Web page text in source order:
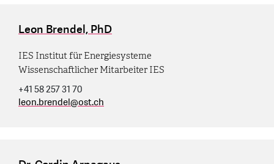
Leon Brendel, PhD
IES Institut für Energiesysteme
Wissenschaftlicher Mitarbeiter IES
+41 58 257 31 70
leon.brendel@ost.ch